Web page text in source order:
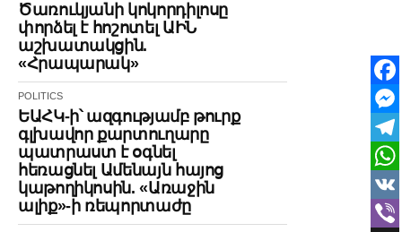
Ծառուկյանի կոկորդիլոսը
փորձել է հոշոտել ԱԻՆ
աշխատակցին.
«Հրապարակ»
POLITICS
ԵԱՀԿ-ի՝ ազգությամբ թուրք
գլխավոր քարտուղարը
պատրաստ է օգնել
հեռացնել Ամենայն հայոց
կաթողիկոսին. «Առաջին
ալիք»-ի ռեպորտաժը
VK